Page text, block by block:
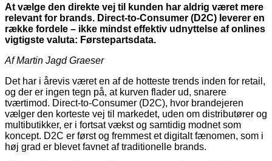
At vælge den direkte vej til kunden har aldrig været mere
relevant for brands. Direct-to-Consumer (D2C) leverer en
række fordele – ikke mindst effektiv udnyttelse af onlines
vigtigste valuta: Førstepartsdata.
Af Martin Jagd Graeser
Det har i årevis været en af de hotteste trends inden for retail,
og der er ingen tegn på, at kurven flader ud, snarere
tværtimod. Direct-to-Consumer (D2C), hvor brandejeren
vælger den korteste vej til markedet, uden om distributører og
multibutikker, er i fortsat vækst og samtidig modnet som
koncept. D2C er først og fremmest et digitalt fænomen, som i
høj grad er blevet favnet af traditionelle brands.